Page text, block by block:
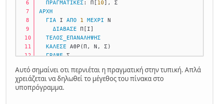
ΠΡΑΓΜΑΤΙΚΕΣ : Π[ 10], Σ
ΑΡΧΗ
ΓΙΑ Ι ΑΠΟ 1 ΜΕΧΡΙ Ν
ΔΙΑΒΑΣΕ Π[Ι]
ΤΕΛΟΣ_ΕΠΑΝΑΛΗΨΗΣ
ΚΑΛΕΣΕ ΑΘΡ(Π, Ν, Σ)
ΓΡΑΨΕ Σ
ΔΙΑΔΙΚΑΣΙΑ ΑΘΡ(Α, Ν, Σ)
ΜΕΤΑΒΛΗΤΕΣ
Αυτό σημαίνει οτι περνιέται η πραγματική στην τυπική. Απλά
χρειάζεται να δηλωθεί το μέγεθος του πίνακα στο
υποπρόγραμμα.